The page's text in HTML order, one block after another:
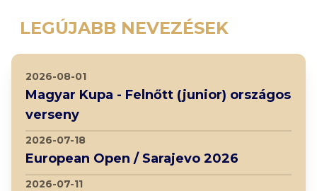
LEGÚJABB NEVEZÉSEK
2026-08-01
Magyar Kupa - Felnőtt (junior) országos
verseny
2026-07-18
European Open / Sarajevo 2026
2026-07-11